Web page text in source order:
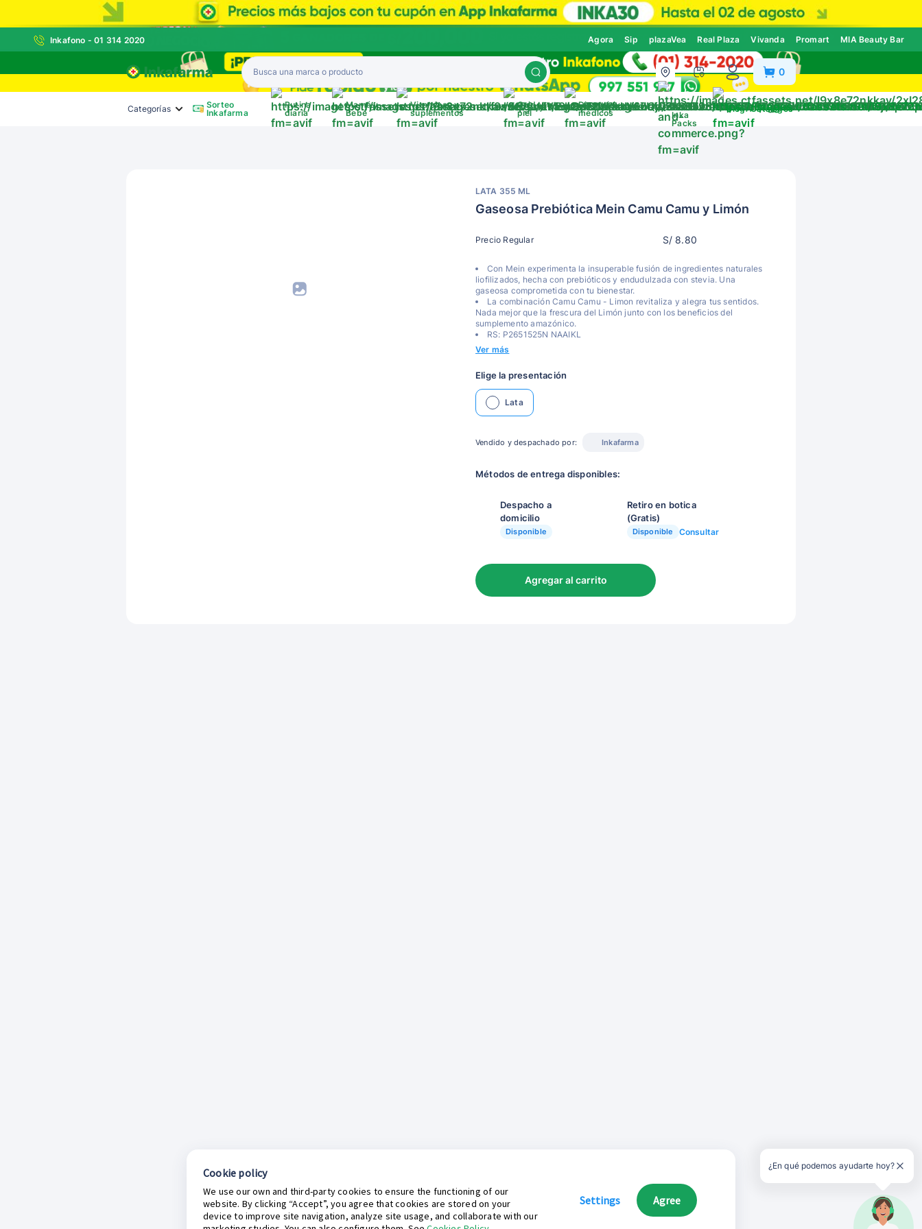
Inkafono - 01 314 2020 Agora Sip plazaVea Real Plaza Vivanda Promart MIA Beauty Bar
0
Categorías
Sorteo
Inkafarma
Rutina
diaria
Mamá y
Bebé
Vitaminas y
suplementos
Cuida tu
piel
Dispositivos
médicos
Inka
Packs
Blog Catálogos
¿En qué podemos ayudarte hoy?
LATA 355 ML
Gaseosa Prebiótica Mein Camu Camu y Limón
Precio Regular S/ 8.80
Con Mein experimenta la insuperable fusión de ingredientes naturales
liofilizados, hecha con prebióticos y endudulzada con stevia. Una
gaseosa comprometida con tu bienestar.
La combinación Camu Camu - Limon revitaliza y alegra tus sentidos.
Nada mejor que la frescura del Limón junto con los beneficios del
sumplemento amazónico.
RS: P2651525N NAAIKL
Ver más
Elige la presentación
Lata
Vendido y despachado por: Inkafarma
Métodos de entrega disponibles:
Despacho a
domicilio
Disponible
Retiro en botica
(Gratis)
Disponible Consultar
Agregar al carrito
Cookie policy
We use our own and third-party cookies to ensure the functioning of our
website. By clicking “Accept”, you agree that cookies are stored on your
device to improve site navigation, analyze site usage, and collaborate with our
Settings Agree